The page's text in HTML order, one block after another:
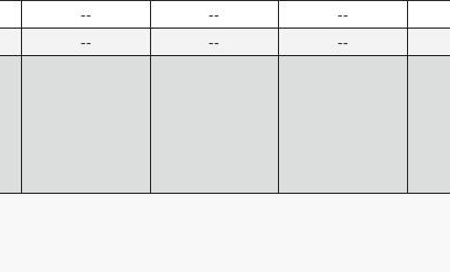
--
--
--
--
--
--